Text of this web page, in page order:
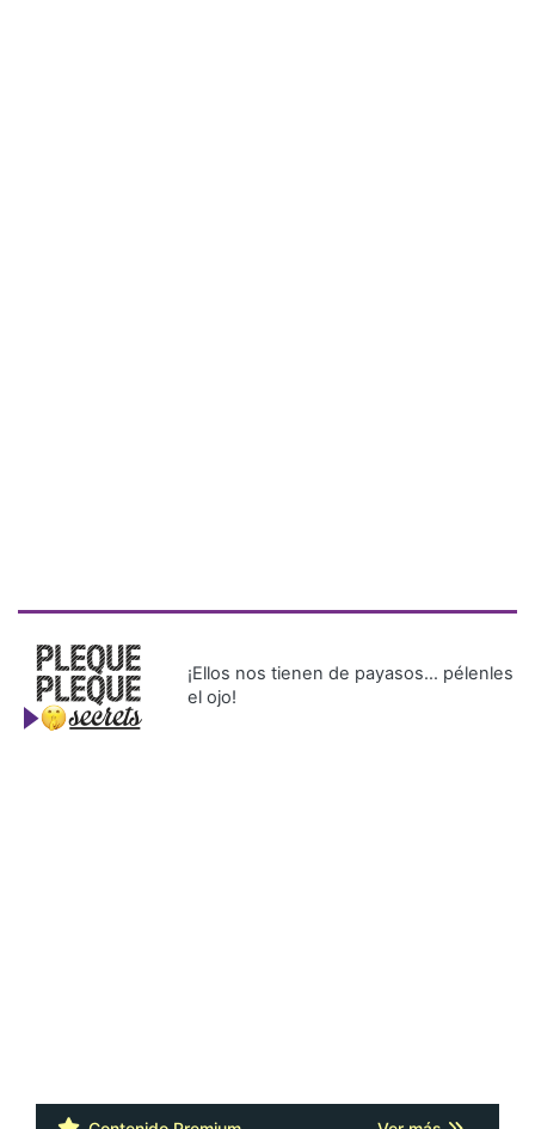
¡Ellos nos tienen de payasos… pélenles
el ojo!